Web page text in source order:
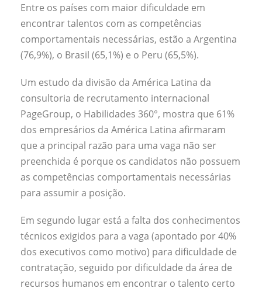
Entre os países com maior dificuldade em
encontrar talentos com as competências
comportamentais necessárias, estão a Argentina
(76,9%), o Brasil (65,1%) e o Peru (65,5%).
Um estudo da divisão da América Latina da
consultoria de recrutamento internacional
PageGroup, o Habilidades 360°, mostra que 61%
dos empresários da América Latina afirmaram
que a principal razão para uma vaga não ser
preenchida é porque os candidatos não possuem
as competências comportamentais necessárias
para assumir a posição.
Em segundo lugar está a falta dos conhecimentos
técnicos exigidos para a vaga (apontado por 40%
dos executivos como motivo) para dificuldade de
contratação, seguido por dificuldade da área de
recursos humanos em encontrar o talento certo